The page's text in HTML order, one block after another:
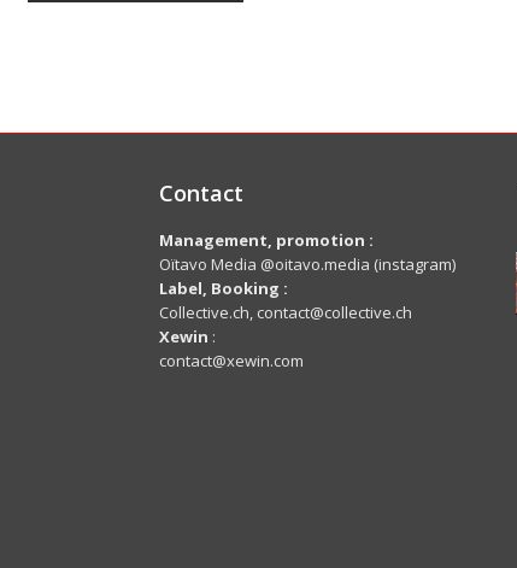
Contact
Management, promotion :
Oïtavo Media @oitavo.media (instagram)
Label, Booking :
Collective.ch, contact@collective.ch
Xewin :
contact@xewin.com